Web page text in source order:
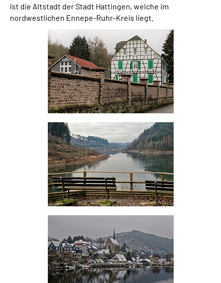
ist die Altstadt der Stadt Hattingen, welche im
nordwestlichen Ennepe-Ruhr-Kreis liegt.